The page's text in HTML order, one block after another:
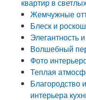
квартир в
Жемчужные
Блеск и
Элегантность
Волшебный
Фото
Теплая
Благородство
интерьера